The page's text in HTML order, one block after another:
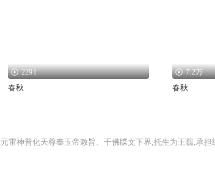
2291
春秋
7.2万
春秋